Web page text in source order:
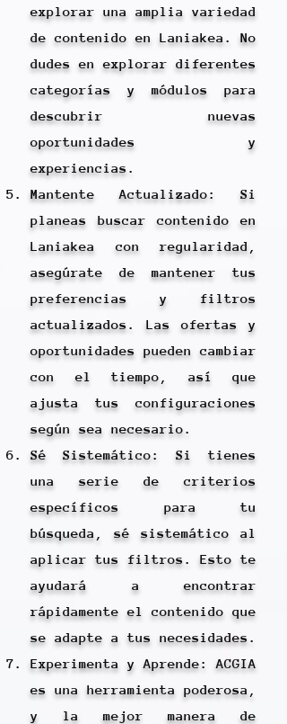
explorar una amplia variedad
de contenido en Laniakea. No
dudes en explorar diferentes
categorías y módulos para
descubrir nuevas
oportunidades y
experiencias.
Mantente Actualizado: Si
planeas buscar contenido en
Laniakea con regularidad,
asegúrate de mantener tus
preferencias y filtros
actualizados. Las ofertas y
oportunidades pueden cambiar
con el tiempo, así que
ajusta tus configuraciones
según sea necesario.
Sé Sistemático: Si tienes
una serie de criterios
específicos para tu
búsqueda, sé sistemático al
aplicar tus filtros. Esto te
ayudará a encontrar
rápidamente el contenido que
se adapte a tus necesidades.
Experimenta y Aprende: ACGIA
es una herramienta poderosa,
y la mejor manera de